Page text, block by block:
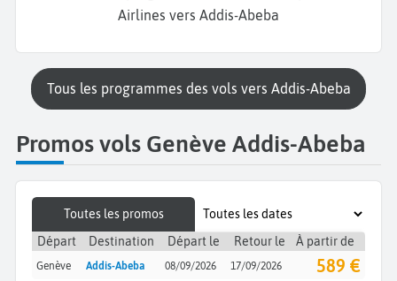
Airlines vers Addis-Abeba
Tous les programmes des vols vers Addis-Abeba
Promos vols Genève Addis-Abeba
Toutes les promos
Départ
Destination Départ le Retour le À partir de
Genève Addis-Abeba 08/09/2026 17/09/2026 589 €